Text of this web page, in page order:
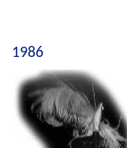
1986